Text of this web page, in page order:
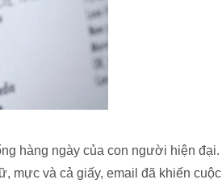
hàng ngày của con người hiện đại.
mực và cả giấy, email đã khiến cuộc